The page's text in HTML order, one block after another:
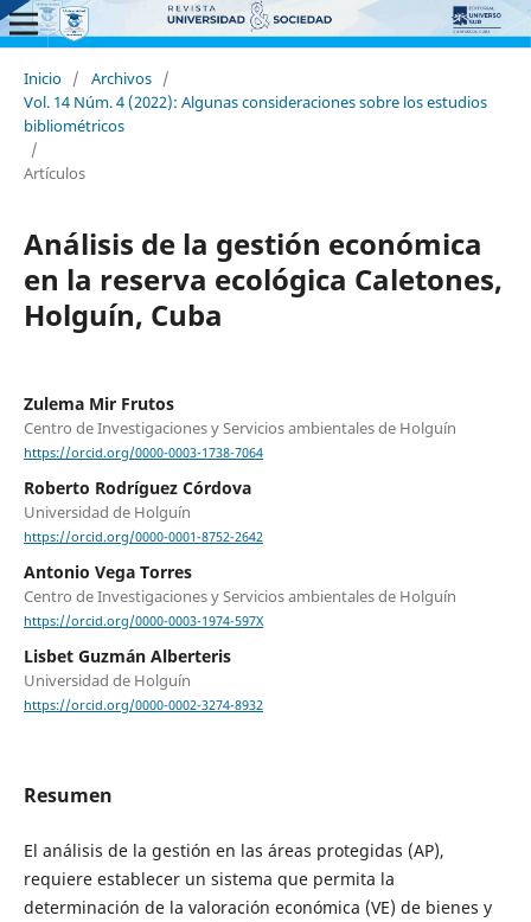
Inicio / Archivos /
Vol. 14 Núm. 4 (2022): Algunas consideraciones sobre los estudios
bibliométricos
/
Artículos
Análisis de la gestión económica
en la reserva ecológica Caletones,
Holguín, Cuba
Zulema Mir Frutos
Centro de Investigaciones y Servicios ambientales de Holguín
https://orcid.org/0000-0003-1738-7064
Roberto Rodríguez Córdova
Universidad de Holguín
https://orcid.org/0000-0001-8752-2642
Antonio Vega Torres
Centro de Investigaciones y Servicios ambientales de Holguín
https://orcid.org/0000-0003-1974-597X
Lisbet Guzmán Alberteris
Universidad de Holguín
https://orcid.org/0000-0002-3274-8932
Resumen
El análisis de la gestión en las áreas protegidas (AP),
requiere establecer un sistema que permita la
determinación de la valoración económica (VE) de bienes y